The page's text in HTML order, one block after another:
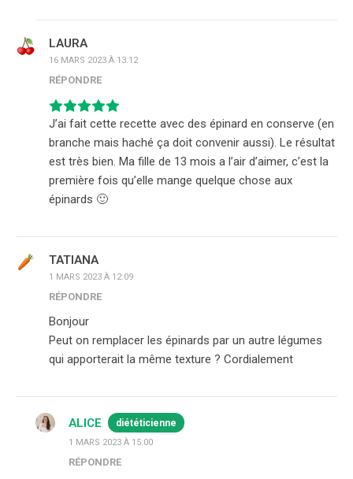
LAURA
16 MARS 2023 À 13:12
RÉPONDRE
J’ai fait cette recette avec des épinard en conserve (en
branche mais haché ça doit convenir aussi). Le résultat
est très bien. Ma fille de 13 mois a l’air d’aimer, c’est la
première fois qu’elle mange quelque chose aux
épinards 🙂
TATIANA
1 MARS 2023 À 12:09
RÉPONDRE
Bonjour
Peut on remplacer les épinards par un autre légumes
qui apporterait la même texture ? Cordialement
ALICE diététicienne
1 MARS 2023 À 15:00
RÉPONDRE